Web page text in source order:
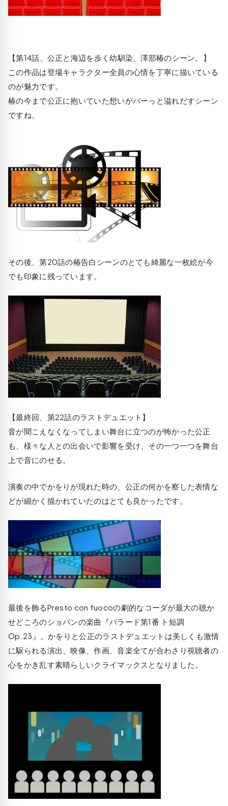
【第14話、公正と海辺を歩く幼馴染、澤部椿のシーン。】
この作品は登場キャラクター全員の心情を丁寧に描いている
のが魅力です。
椿の今まで公正に抱いていた想いがバーっと溢れだすシーン
ですね。
その後、第20話の椿告白シーンのとても綺麗な一枚絵が今
でも印象に残っています。
【最終回、第22話のラストデュエット】
音が聞こえなくなってしまい舞台に立つのが怖かった公正
も、様々な人との出会いで影響を受け、その一つ一つを舞台
上で音にのせる。
演奏の中でかをりが現れた時の、公正の何かを察した表情な
どが細かく描かれていたのはとても良かったです。
最後を飾るPresto con fuocoの劇的なコーダが最大の聴か
せどころのショパンの楽曲『バラード第1番 ト短調
Op.23』。かをりと公正のラストデュエットは美しくも激情
に駆られる演出、映像、作画、音楽全てが合わさり視聴者の
心をかき乱す素晴らしいクライマックスとなりました。